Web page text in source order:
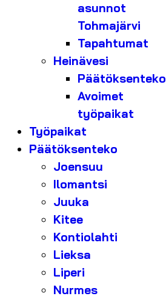
asunnot
Tohmajärvi
Tapahtumat
Heinävesi
Päätöksenteko
Avoimet
työpaikat
Työpaikat
Päätöksenteko
Joensuu
Ilomantsi
Juuka
Kitee
Kontiolahti
Lieksa
Liperi
Nurmes